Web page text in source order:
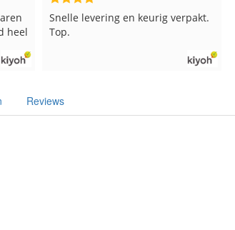
heel
Snelle levering en keurig verpakt.
Top.
Reviews